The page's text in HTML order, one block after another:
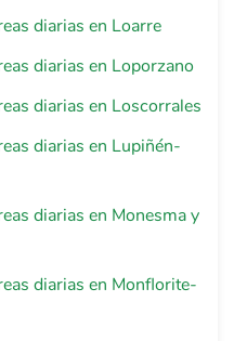
diarias en Loarre
diarias en Loporzano
diarias en Loscorrales
diarias en Lupiñén-
diarias en Monesma y
diarias en Monflorite-